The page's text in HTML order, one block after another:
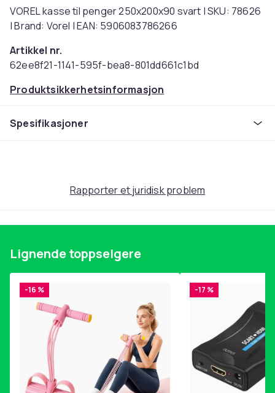
VOREL kasse til penger 250x200x90 svart | SKU: 78626
| Brand: Vorel | EAN: 5906083786266
Artikkel nr.
62ee8f21-1141-595f-bea8-801dd661c1bd
Produktsikkerhetsinformasjon
Spesifikasjoner
Rapporter et juridisk problem
Lignende toppselgere
-16 % -17 %